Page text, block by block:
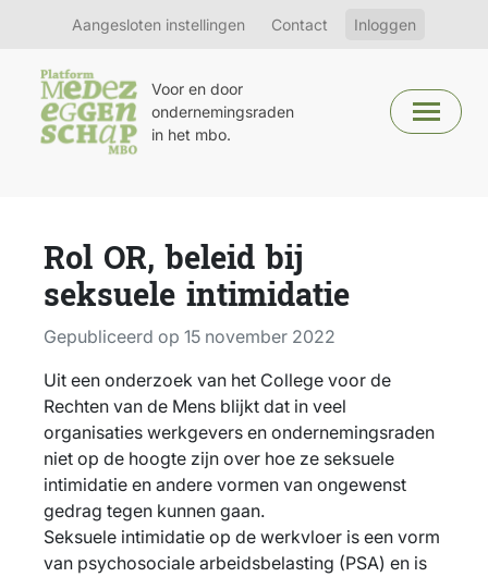
Aangesloten instellingen Contact Inloggen
Voor en door
ondernemingsraden
in het mbo.
Rol OR, beleid bij
seksuele intimidatie
Gepubliceerd op 15 november 2022
Uit een onderzoek van het College voor de
Rechten van de Mens blijkt dat in veel
organisaties werkgevers en ondernemingsraden
niet op de hoogte zijn over hoe ze seksuele
intimidatie en andere vormen van ongewenst
gedrag tegen kunnen gaan.
Seksuele intimidatie op de werkvloer is een vorm
van psychosociale arbeidsbelasting (PSA) en is